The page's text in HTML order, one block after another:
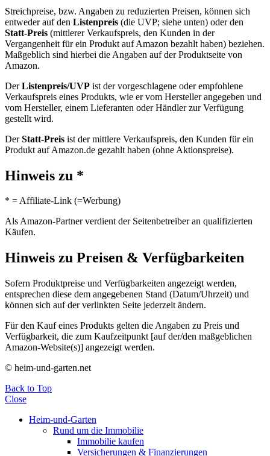
Streichpreise, bzw. Angaben zu reduzierten Preisen, können sich
entweder auf den Listenpreis (die UVP; siehe unten) oder den
Statt-Preis (mittlerer Verkaufspreis, den Kunden in der
Vergangenheit für ein Produkt auf Amazon bezahlt haben) beziehen.
Maßgeblich sind hierbei die Angaben auf der Produktseite von
Amazon.
DerListenpreis/UVP ist der vorgeschlagene oder empfohlene
Verkaufspreis eines Produkts, wie er vom Hersteller angegeben und
vom Hersteller, einem Lieferanten oder Händler zur Verfügung
gestellt wird.
DerStatt-Preis ist der mittlere Verkaufspreis, den Kunden für ein
Produkt auf Amazon.de gezahlt haben (ohne Aktionspreise).
Hinweis zu *
* = Affiliate-Link (=Werbung)
Als Amazon-Partner verdient der Seitenbetreiber an qualifizierten
Käufen.
Hinweis zu Preisen & Verfügbarkeiten
Sofern Produktpreise und Verfügbarkeiten angezeigt werden,
entsprechen diese dem angegebenen Stand (Datum/Uhrzeit) und
können sich auf der verlinkten Seite jederzeit ändern.
Für den Kauf eines Produkts gelten die Angaben zu Preis und
Verfügbarkeit, die zum Kaufzeitpunkt [auf der/den maßgeblichen
Amazon-Website(s)] angezeigt werden.
© heim-und-garten.net
Back to Top
Close
Heim-und-Garten
Rund um die Immobilie
Immobilie kaufen
Versicherungen & Finanzierungen